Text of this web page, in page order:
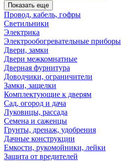
Показать еще
Провод, кабель, гофры
Светильники
Электрика
Электрообогревательные приборы
Двери, замки
Двери межкомнатные
Дверная фурнитура
Доводчики, ограничители
Замки, защелки
Комплектующие к дверям
Сад, огород и дача
Луковицы, рассада
Семена и саженцы
Грунты, дренаж, удобрения
Дачные конструкции
Емкости, рукомойники, лейки
Защита от вредителей